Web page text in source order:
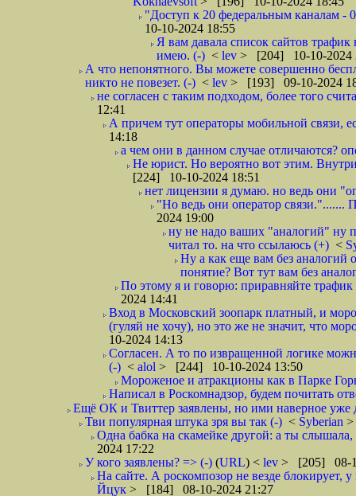
"Доступ к 20 федеральным каналам -
10-10-2024 18:55
Я вам давала список сайтов
имею. (-) < lev > [204] 10-10-2024
А что непонятного. Вы можете совершенно
никто не повезет. (-) < lev > [193] 09-10-2024
не согласен с таким подходом, более того
12:41
А причем тут операторы мобильной связи,
14:18
а чем они в данном случае отличаются?
Не юрист. Но вероятно вот этим.
[224] 10-10-2024 18:51
нет лицензии я думаю. но ведь они
"Но ведь они оператор связи.".......
2024 19:00
ну не надо ваших "аналогий" ну
читал то. на что ссылаюсь (+) <
Ну а как еще вам без аналогий
понятие? Вот тут вам без
По этому я и говорю: приравняйте трафик
2024 14:41
Вход в Московский зоопарк платный, и
(гуляй не хочу), но это же не значит, что
10-2024 14:13
Согласен. А то по извращенной логике
(-) < alol > [244] 10-10-2024 13:50
Мороженое и атракционы как в Парке
Написал в Роскомнадзор, будем почитать
Ещё ОК и Твиттер заявлены, но ими наверное уже
Тви популярная штука зря вы так (-) < Syberian
Одна бабка на скамейке другой: а ты
2024 17:22
У кого заявлены? => (-) (URL) < lev > [205] 08-
На сайте. А роскомпозор не везде блокирует,
Йцук > [184] 08-10-2024 21:27